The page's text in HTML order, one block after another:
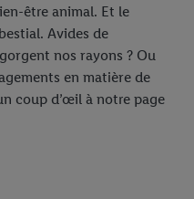
être animal. Et le
Avides de
nos rayons ? Ou
en matière de
coup d’œil à notre page